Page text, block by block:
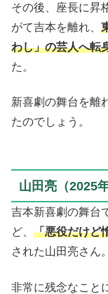
その後、座長に昇
がて吉本を離れ、
わし」の芸人へ転
た。
新喜劇の舞台を離
たのでしょう。
山田亮（2025年
吉本新喜劇の舞台
ど、 「悪役だけど
された山田亮さん。
非常に残念なこと